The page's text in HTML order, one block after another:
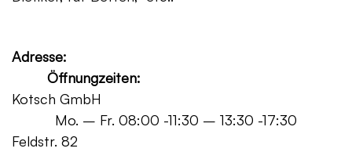
Adresse:
Öffnungzeiten:
Kotsch GmbH
Mo. – Fr. 08:00 -11:30 – 13:30 -17:30
Feldstr. 82